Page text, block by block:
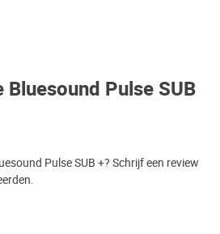
Bluesound Pulse SUB
Pulse SUB +? Schrijf een review